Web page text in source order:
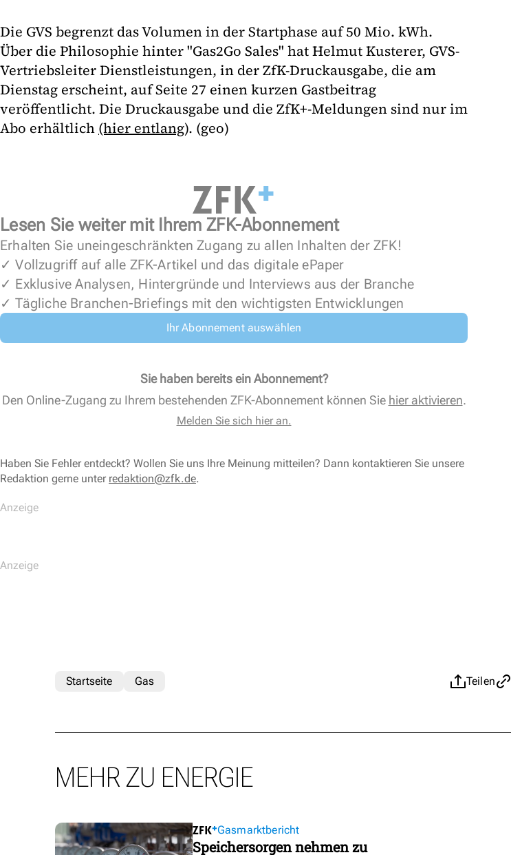
Die GVS begrenzt das Volumen in der Startphase auf 50 Mio. kWh.
Über die Philosophie hinter "Gas2Go Sales" hat Helmut Kusterer, GVS-
Vertriebsleiter Dienstleistungen, in der ZfK-Druckausgabe, die am
Dienstag erscheint, auf Seite 27 einen kurzen Gastbeitrag
veröffentlicht. Die Druckausgabe und die ZfK+-Meldungen sind nur im
Abo erhältlich (hier entlang). (geo)
Lesen Sie weiter mit Ihrem ZFK-Abonnement
Erhalten Sie uneingeschränkten Zugang zu allen Inhalten der ZFK!
✓ Vollzugriff auf alle ZFK-Artikel und das digitale ePaper
✓ Exklusive Analysen, Hintergründe und Interviews aus der Branche
✓ Tägliche Branchen-Briefings mit den wichtigsten Entwicklungen
Ihr Abonnement auswählen
Sie haben bereits ein Abonnement?
Den Online-Zugang zu Ihrem bestehenden ZFK-Abonnement können Sie hier aktivieren.
Melden Sie sich hier an.
Haben Sie Fehler entdeckt? Wollen Sie uns Ihre Meinung mitteilen? Dann kontaktieren Sie unsere
Redaktion gerne unter redaktion@zfk.de.
Teilen
Startseite Gas
MEHR ZU ENERGIE
Gasmarktbericht
Speichersorgen nehmen zu